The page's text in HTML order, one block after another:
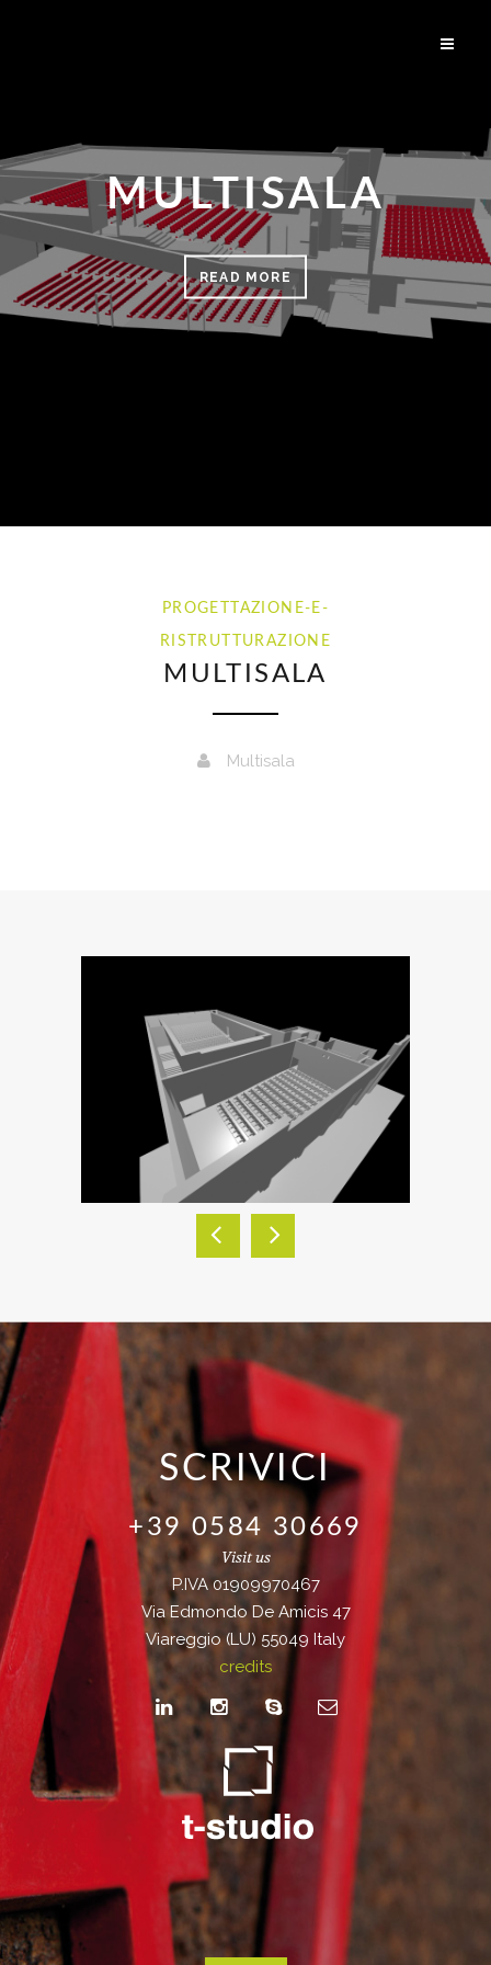
MULTISALA
READ MORE
PROGETTAZIONE-E-
RISTRUTTURAZIONE
MULTISALA
Multisala
SCRIVICI
+39 0584 30669
Visit us
P.IVA 01909970467
Via Edmondo De Amicis 47
Viareggio (LU) 55049 Italy
credits